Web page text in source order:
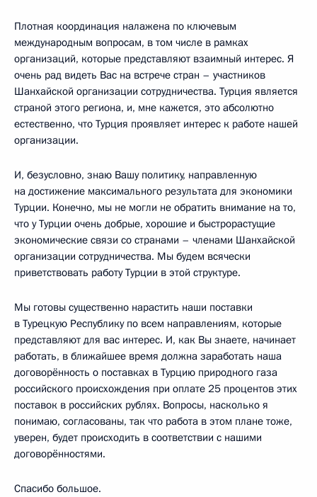
Плотная координация налажена по ключевым
международным вопросам, в том числе в рамках
организаций, которые представляют взаимный интерес. Я
очень рад видеть Вас на встрече стран – участников
Шанхайской организации сотрудничества. Турция является
страной этого региона, и, мне кажется, это абсолютно
естественно, что Турция проявляет интерес к работе нашей
организации.
И, безусловно, знаю Вашу политику, направленную
на достижение максимального результата для экономики
Турции. Конечно, мы не могли не обратить внимание на то,
что у Турции очень добрые, хорошие и быстрорастущие
экономические связи со странами – членами Шанхайской
организации сотрудничества. Мы будем всячески
приветствовать работу Турции в этой структуре.
Мы готовы существенно нарастить наши поставки
в Турецкую Республику по всем направлениям, которые
представляют для вас интерес. И, как Вы знаете, начинает
работать, в ближайшее время должна заработать наша
договорённость о поставках в Турцию природного газа
российского происхождения при оплате 25 процентов этих
поставок в российских рублях. Вопросы, насколько я
понимаю, согласованы, так что работа в этом плане тоже,
уверен, будет происходить в соответствии с нашими
договорённостями.
Спасибо большое.